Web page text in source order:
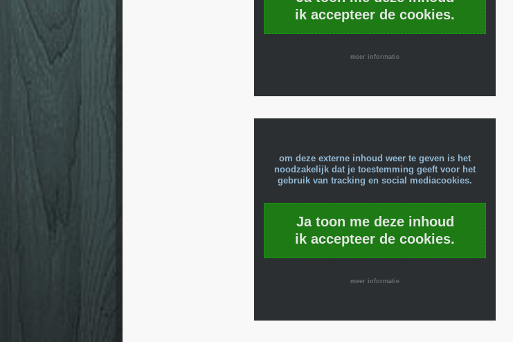
ik accepteer de cookies.
meer informatie
om deze externe inhoud weer te geven is het
noodzakelijk dat je toestemming geeft voor het
gebruik van tracking en social mediacookies.
Ja toon me deze inhoud
ik accepteer de cookies.
meer informatie